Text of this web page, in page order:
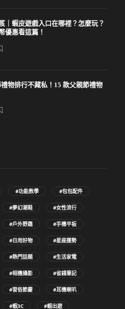
｜蝦皮遊戲入口在哪裡？怎麼玩？
優惠看這篇！
物排行不藏私！15 款父親節禮物
#功能教學 #包包配件
#夢幻潮鞋 #女性流行
#戶外野趣 #手機平板
#日用好物 #星座運勢
#熱門話題 #生活家電
#相機攝影 #省錢筆記
#習俗節慶 #耳機喇叭
#蝦3C #蝦出遊